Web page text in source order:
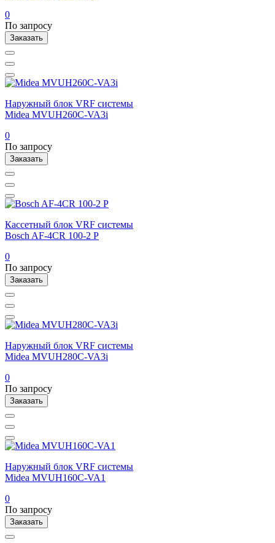
0
По запросу
Заказать
Наружный блок VRF системы
Midea MVUH260C-VA3i
0
По запросу
Заказать
Кассетный блок VRF системы
Bosch AF-4CR 100-2 P
0
По запросу
Заказать
Наружный блок VRF системы
Midea MVUH280C-VA3i
0
По запросу
Заказать
Наружный блок VRF системы
Midea MVUH160C-VA1
0
По запросу
Заказать